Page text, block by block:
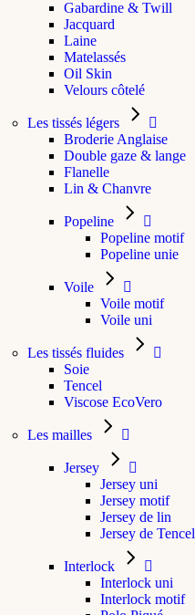
Gabardine & Twill
Jacquard
Laine
Matelassés
Oil Skin
Velours côtelé
Les tissés légers
Broderie Anglaise
Double gaze & lange
Flanelle
Lin & Chanvre
Popeline
Popeline motif
Popeline unie
Voile
Voile motif
Voile uni
Les tissés fluides
Soie
Tencel
Viscose EcoVero
Les mailles
Jersey
Jersey uni
Jersey motif
Jersey de lin
Jersey de Tencel
Interlock
Interlock uni
Interlock motif